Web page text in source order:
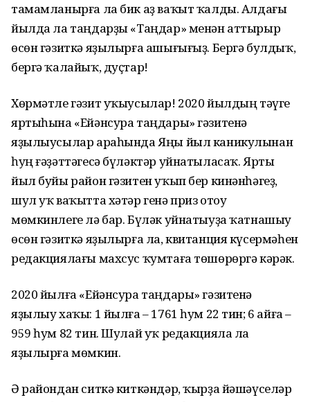
тамамланырға ла бик аҙ ваҡыт ҡалды. Алдағы
йылда ла таңдарҙы «Таңдар» менән аттырыр
өсөн гәзиткә яҙылырға ашығығыҙ. Бергә булдыҡ,
бергә ҡалайыҡ, дуҫтар!
Хөрмәтле гәзит уҡыусылар! 2020 йылдың тәүге
яртыһына «Ейәнсура таңдары» гәзитенә
яҙылыусылар араһында Яңы йыл каникулынан
һуң ғәҙәттәгесә бүләктәр уйнатыласаҡ. Ярты
йыл буйы район гәзитен уҡып бер кинәнһәгеҙ,
шул уҡ ваҡытта хәтәр генә приз отоу
мөмкинлеге лә бар. Бүләк уйнатыуҙа ҡатнашыу
өсөн гәзиткә яҙылырға ла, квитанция күсермәһен
редакциялағы махсус ҡумтаға төшөрөргә кәрәк.
2020 йылға «Ейәнсура таңдары» гәзитенә
яҙылыу хаҡы: 1 йылға – 1761 һум 22 тин; 6 айға –
959 һум 82 тин. Шулай уҡ редакцияла ла
яҙылырға мөмкин.
Ә райондан ситкә киткәндәр, ҡырҙа йәшәүселәр